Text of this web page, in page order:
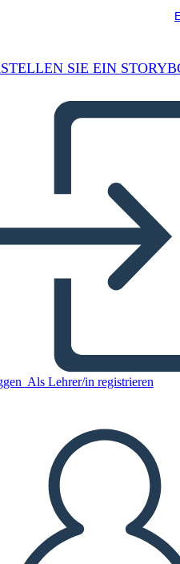
SIE EIN
Als Lehrer/in registrieren
Storyboard
LIES MIR VOR